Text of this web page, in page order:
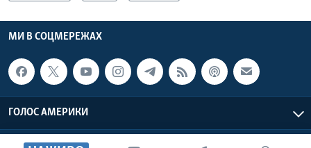
МИ В СОЦМЕРЕЖАХ
ГОЛОС АМЕРИКИ